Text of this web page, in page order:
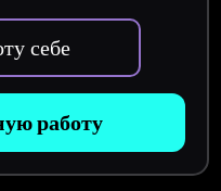
себе
работу